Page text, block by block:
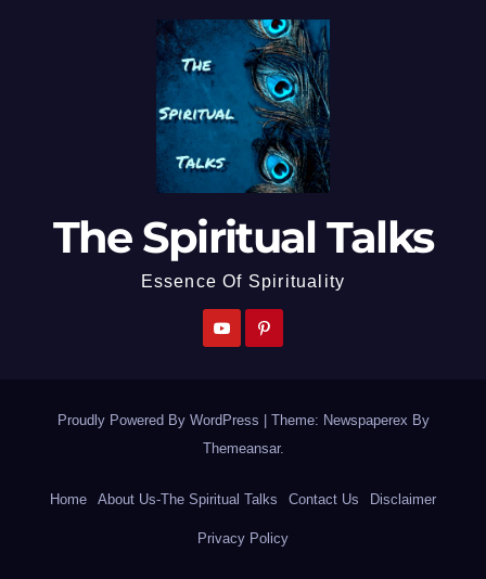
The Spiritual Talks
Essence Of Spirituality
Proudly Powered By WordPress | Theme: Newspaperex By
Themeansar.
Home About Us-The Spiritual Talks Contact Us Disclaimer
Privacy Policy